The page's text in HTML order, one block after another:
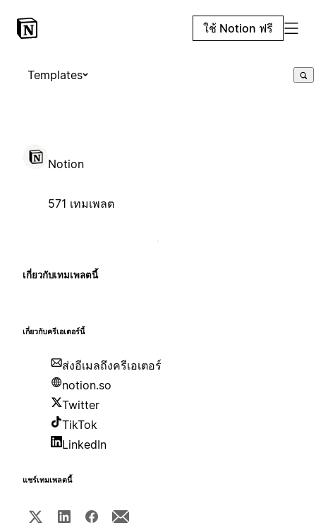
ใช้ Notion ฟรี
Templates
Notion
571 เทมเพลต
เกี่ยวกับเทมเพลตนี้
เกี่ยวกับครีเอเตอร์นี้
ส่งอีเมลถึงครีเอเตอร์
notion.so
Twitter
TikTok
LinkedIn
แชร์เทมเพลตนี้